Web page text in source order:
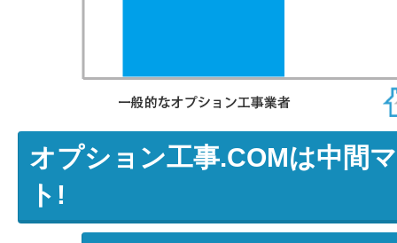
オプション工事.COMは中間
ト!